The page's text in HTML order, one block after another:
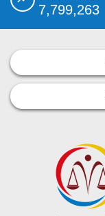
7,799,263